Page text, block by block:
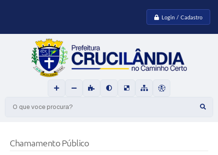
Login / Cadastro
O que voce procura?
Chamamento Público